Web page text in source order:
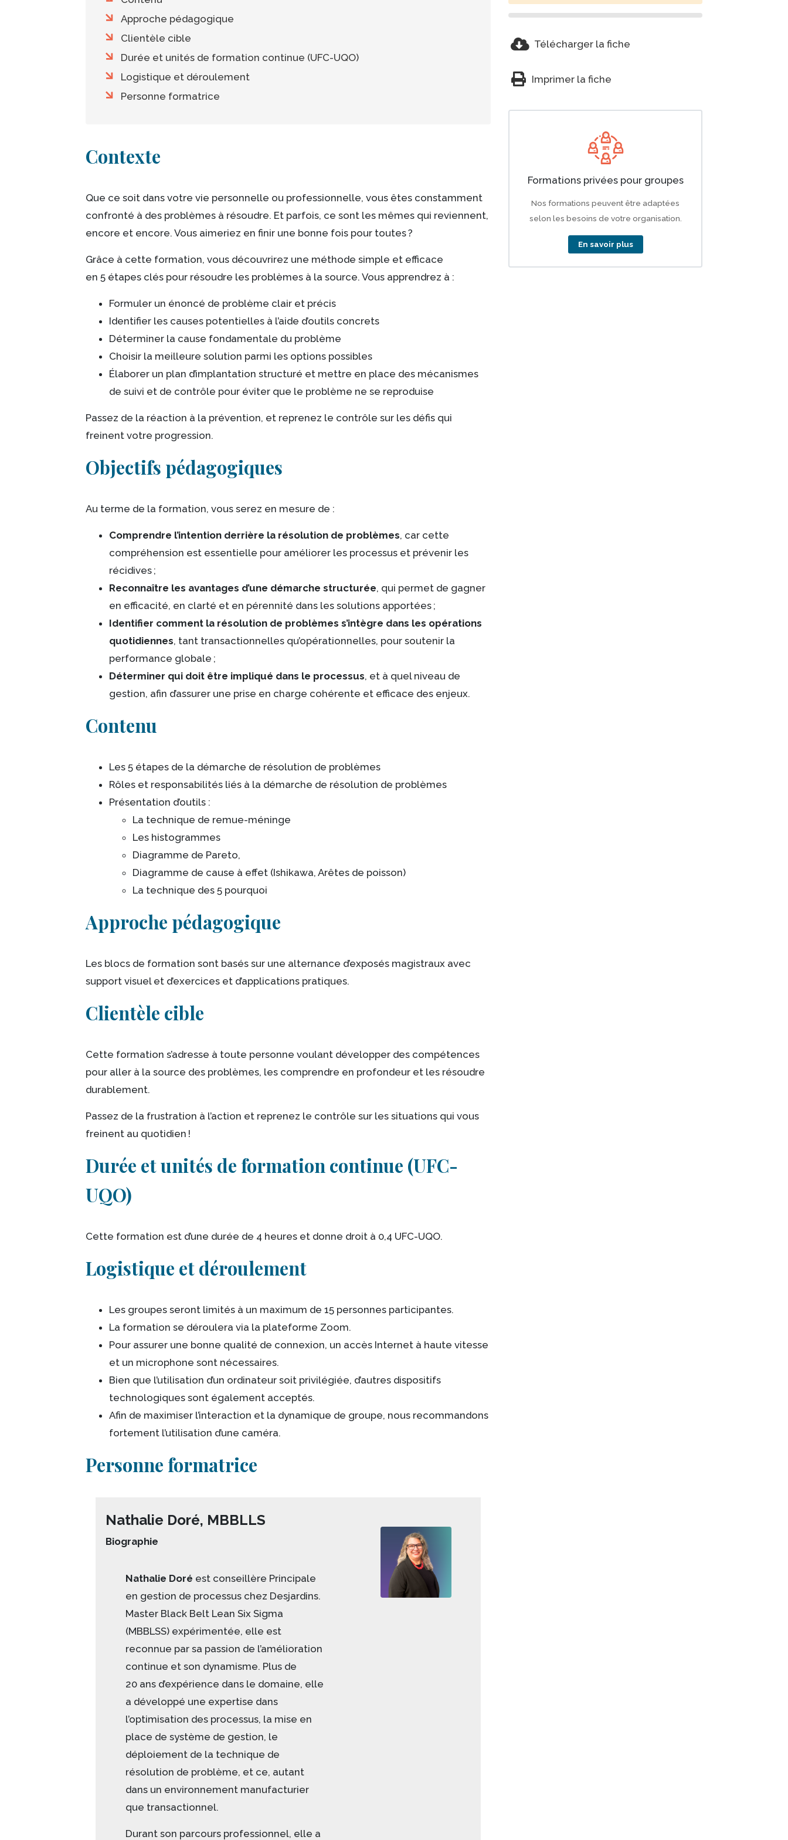
cloud-download-alt Télécharger la fiche
print Imprimer la fiche
Formations privées pour groupes
Nos formations peuvent être adaptées
selon les besoins de votre organisation.
En savoir plus
Approche pédagogique
Clientèle cible
Durée et unités de formation continue (UFC-UQO)
Logistique et déroulement
Personne formatrice
Corps
Contexte
Que ce soit dans votre vie personnelle ou professionnelle, vous êtes constamment
confronté à des problèmes à résoudre. Et parfois, ce sont les mêmes qui reviennent,
encore et encore. Vous aimeriez en finir une bonne fois pour toutes ?
Grâce à cette formation, vous découvrirez une méthode simple et efficace
en 5 étapes clés pour résoudre les problèmes à la source. Vous apprendrez à :
Formuler un énoncé de problème clair et précis
Identifier les causes potentielles à l’aide d’outils concrets
Déterminer la cause fondamentale du problème
Choisir la meilleure solution parmi les options possibles
Élaborer un plan d’implantation structuré et mettre en place des mécanismes
de suivi et de contrôle pour éviter que le problème ne se reproduise
Passez de la réaction à la prévention, et reprenez le contrôle sur les défis qui
freinent votre progression.
Objectifs pédagogiques
Au terme de la formation, vous serez en mesure de :
Comprendre l’intention derrière la résolution de problèmes, car cette
compréhension est essentielle pour améliorer les processus et prévenir les
récidives ;
Reconnaître les avantages d’une démarche structurée, qui permet de gagner
en efficacité, en clarté et en pérennité dans les solutions apportées ;
Identifier comment la résolution de problèmes s’intègre dans les opérations
quotidiennes, tant transactionnelles qu’opérationnelles, pour soutenir la
performance globale ;
Déterminer qui doit être impliqué dans le processus, et à quel niveau de
gestion, afin d’assurer une prise en charge cohérente et efficace des enjeux.
Contenu
Les 5 étapes de la démarche de résolution de problèmes
Rôles et responsabilités liés à la démarche de résolution de problèmes
Présentation d’outils :
La technique de remue-méninge
Les histogrammes
Diagramme de Pareto,
Diagramme de cause à effet (Ishikawa, Arêtes de poisson)
La technique des 5 pourquoi
Approche pédagogique
Les blocs de formation sont basés sur une alternance d’exposés magistraux avec
support visuel et d’exercices et d’applications pratiques.
Clientèle cible
Cette formation s’adresse à toute personne voulant développer des compétences
pour aller à la source des problèmes, les comprendre en profondeur et les résoudre
durablement.
Passez de la frustration à l’action et reprenez le contrôle sur les situations qui vous
freinent au quotidien !
Durée et unités de formation continue (UFC-
UQO)
Cette formation est d’une durée de 4 heures et donne droit à 0,4 UFC-UQO.
Logistique et déroulement
Les groupes seront limités à un maximum de 15 personnes participantes.
La formation se déroulera via la plateforme Zoom.
Pour assurer une bonne qualité de connexion, un accès Internet à haute vitesse
et un microphone sont nécessaires.
Bien que l’utilisation d’un ordinateur soit privilégiée, d’autres dispositifs
technologiques sont également acceptés.
Afin de maximiser l’interaction et la dynamique de groupe, nous recommandons
fortement l’utilisation d’une caméra.
Personne formatrice
Nathalie Doré, MBBLLS
Biographie
Nathalie Doré est conseillère Principale
en gestion de processus chez Desjardins.
Master Black Belt Lean Six Sigma
(MBBLSS) expérimentée, elle est
reconnue par sa passion de l’amélioration
continue et son dynamisme. Plus de
20 ans d’expérience dans le domaine, elle
a développé une expertise dans
l’optimisation des processus, la mise en
place de système de gestion, le
déploiement de la technique de
résolution de problème, et ce, autant
dans un environnement manufacturier
que transactionnel.
Durant son parcours professionnel, elle a